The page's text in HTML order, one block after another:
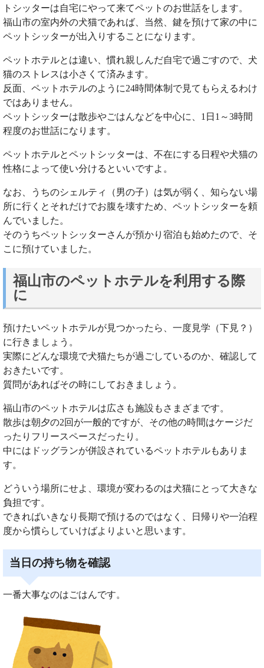
トシッターは自宅にやって来てペットのお世話をします。
福山市の室内外の犬猫であれば、当然、鍵を預けて家の中に
ペットシッターが出入りすることになります。
ペットホテルとは違い、慣れ親しんだ自宅で過ごすので、犬
猫のストレスは小さくて済みます。
反面、ペットホテルのように24時間体制で見てもらえるわけ
ではありません。
ペットシッターは散歩やごはんなどを中心に、1日1～3時間
程度のお世話になります。
ペットホテルとペットシッターは、不在にする日程や犬猫の
性格によって使い分けるといいですよ。
なお、うちのシェルティ（男の子）は気が弱く、知らない場
所に行くとそれだけでお腹を壊すため、ペットシッターを頼
んでいました。
そのうちペットシッターさんが預かり宿泊も始めたので、そ
こに預けていました。
福山市のペットホテルを利用する際
に
預けたいペットホテルが見つかったら、一度見学（下見？）
に行きましょう。
実際にどんな環境で犬猫たちが過ごしているのか、確認して
おきたいです。
質問があればその時にしておきましょう。
福山市のペットホテルは広さも施設もさまざまです。
散歩は朝夕の2回が一般的ですが、その他の時間はケージだ
ったりフリースペースだったり。
中にはドッグランが併設されているペットホテルもありま
す。
どういう場所にせよ、環境が変わるのは犬猫にとって大きな
負担です。
できればいきなり長期で預けるのではなく、日帰りや一泊程
度から慣らしていけばよりよいと思います。
当日の持ち物を確認
一番大事なのはごはんです。